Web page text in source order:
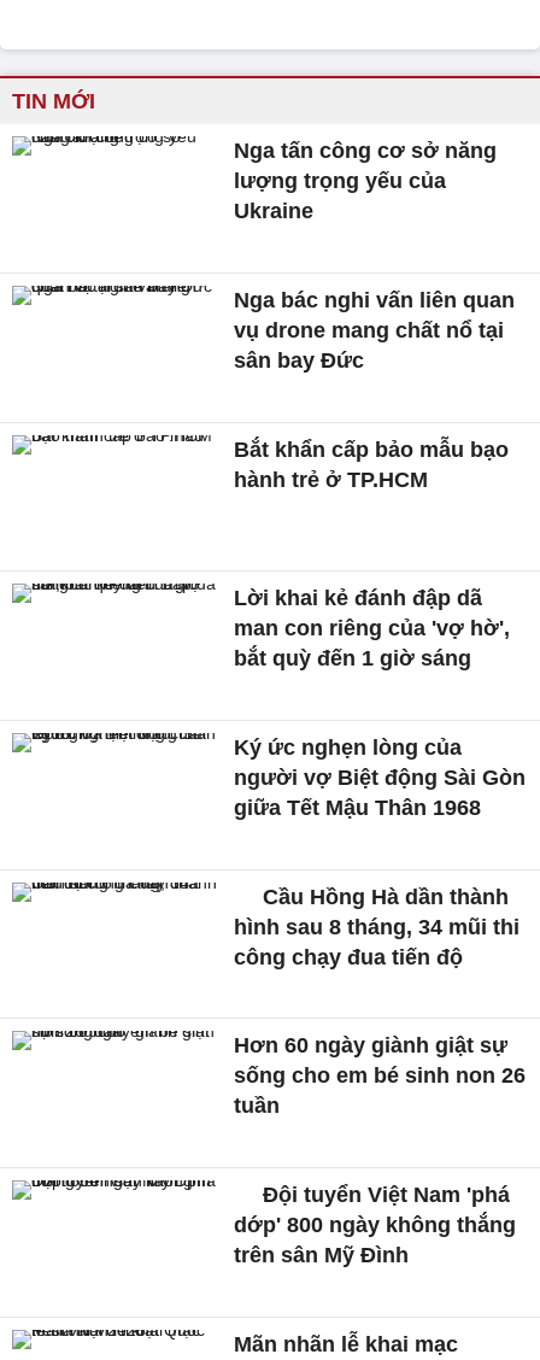
TIN MỚI
Nga tấn công cơ sở năng
lượng trọng yếu của
Ukraine
Nga bác nghi vấn liên quan
vụ drone mang chất nổ tại
sân bay Đức
Bắt khẩn cấp bảo mẫu bạo
hành trẻ ở TP.HCM
Lời khai kẻ đánh đập dã
man con riêng của 'vợ hờ',
bắt quỳ đến 1 giờ sáng
Ký ức nghẹn lòng của
người vợ Biệt động Sài Gòn
giữa Tết Mậu Thân 1968
Cầu Hồng Hà dần thành
hình sau 8 tháng, 34 mũi thi
công chạy đua tiến độ
Hơn 60 ngày giành giật sự
sống cho em bé sinh non 26
tuần
Đội tuyển Việt Nam 'phá
dớp' 800 ngày không thắng
trên sân Mỹ Đình
Mãn nhãn lễ khai mạc